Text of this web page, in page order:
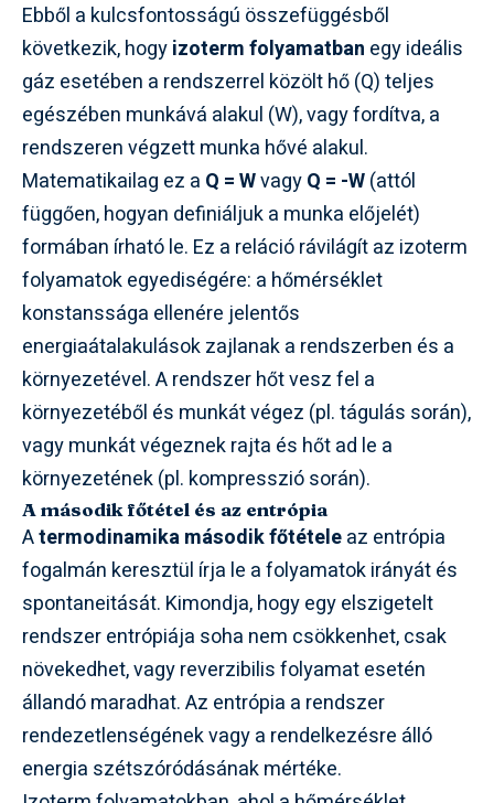
Ebből a kulcsfontosságú összefüggésből
következik, hogyizoterm folyamatban egy ideális
gáz esetében a rendszerrel közölt hő (Q) teljes
egészében munkává alakul (W), vagy fordítva, a
rendszeren végzett munka hővé alakul.
Matematikailag ez a Q = WvagyQ = -W(attól
függően, hogyan definiáljuk a munka előjelét)
formában írható le. Ez a reláció rávilágít az izoterm
folyamatok egyediségére: a hőmérséklet
konstanssága ellenére jelentős
energiaátalakulások zajlanak a rendszerben és a
környezetével. A rendszer hőt vesz fel a
környezetéből és munkát végez (pl. tágulás során),
vagy munkát végeznek rajta és hőt ad le a
környezetének (pl. kompresszió során).
A második főtétel és az entrópia
Atermodinamika második főtételeaz entrópia
fogalmán keresztül írja le a folyamatok irányát és
spontaneitását. Kimondja, hogy egy elszigetelt
rendszer entrópiája soha nem csökkenhet, csak
növekedhet, vagy reverzibilis folyamat esetén
állandó maradhat. Az entrópia a rendszer
rendezetlenségének vagy a rendelkezésre álló
energia szétszóródásának mértéke.